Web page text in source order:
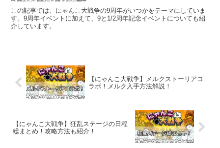
この記事では、にゃんこ大戦争の9周年がいつかをテーマにしていま
す。9周年イベントに加えて、9と1/2周年記念イベントについても紹
介しています。
【にゃんこ大戦争】メルクストーリアコ
ラボ！メルク入手方法解説！
【にゃんこ大戦争】狂乱ステージの日程
総まとめ！攻略方法も紹介！